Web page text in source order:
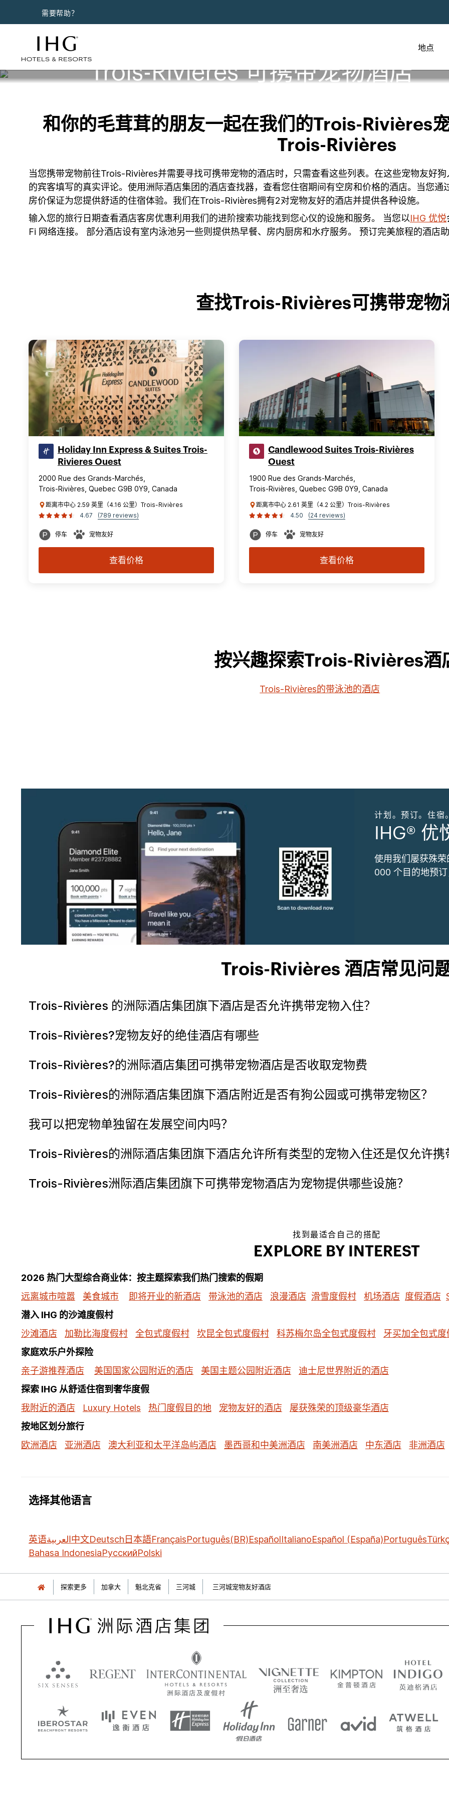
需要帮助？
地点
Trois-Rivières 可携带宠物酒店
和你的毛茸茸的朋友一起在我们的Trois-Rivières
Trois-Rivières
当您携带宠物前往Trois-Rivières并需要寻找可携带宠物的酒店时，只需查看这些列表。在这些宠物友好
的宾客填写的真实评论。使用洲际酒店集团的酒店查找器，查看您住宿期间有空房和价格的酒店。当您
房价保证为您提供舒适的住宿体验。我们在Trois-Rivières拥有2对宠物友好的酒店并提供各种设施。
输入您的旅行日期查看酒店客房优惠利用我们的进阶搜索功能找到您心仪的设施和服务。 当您以IHG 优悦
Fi 网络连接。 部分酒店设有室内泳池另一些则提供热早餐、房内厨房和水疗服务。 预订完美旅程的酒店
查找Trois-Rivières可携带宠物
Holiday Inn Express & Suites Trois-
Rivieres Ouest
2000 Rue des Grands-Marchés,
Trois-Rivières, Quebec G9B 0Y9, Canada
距离市中心 2.59 英里（4.16 公里）Trois-Rivières
4.67
(789 reviews)
停车 宠物友好
查看价格
Candlewood Suites Trois-Rivières
Ouest
1900 Rue des Grands-Marchés,
Trois-Rivières, Quebec G9B 0Y9, Canada
距离市中心 2.61 英里（4.2 公里）Trois-Rivières
4.50
(24 reviews)
停车 宠物友好
查看价格
按兴趣探索Trois-Rivières酒
Trois-Rivières的带泳池的酒店
计划。预订。住宿
IHG®
使用我们屡获殊
000 个目的地预
Trois-Rivières 酒店常见问
Trois-Rivières 的洲际酒店集团旗下酒店是否允许携带宠物入住？
Trois-Rivières?宠物友好的绝佳酒店有哪些
Trois-Rivières?的洲际酒店集团可携带宠物酒店是否收取宠物费
Trois-Rivières的洲际酒店集团旗下酒店附近是否有狗公园或可携带宠物区？
我可以把宠物单独留在发展空间内吗？
Trois-Rivières的洲际酒店集团旗下酒店允许所有类型的宠物入住还是仅允许
Trois-Rivières洲际酒店集团旗下可携带宠物酒店为宠物提供哪些设施？
找到最适合自己的搭配
EXPLORE BY INTEREST
2026 热门大型综合商业体：按主题探索我们热门搜索的假期
远离城市喧嚣
美食城市 即将开业的新酒店 带泳池的酒店 浪漫酒店 滑雪度假村 机场酒店 度假酒店
潜入 IHG 的沙滩度假村
沙滩酒店
加勒比海度假村 全包式度假村 坎昆全包式度假村 科苏梅尔岛全包式度假村
牙买加全包式度
家庭欢乐户外探险
亲子游推荐酒店
美国国家公园附近的酒店 美国主题公园附近酒店
迪士尼世界附近的酒店
探索 IHG 从舒适住宿到奢华度假
我附近的酒店
Luxury Hotels 热门度假目的地 宠物友好的酒店
屡获殊荣的顶级豪华酒店
按地区划分旅行
欧洲酒店
亚洲酒店 澳大利亚和太平洋岛屿酒店 墨西哥和中美洲酒店 南美洲酒店 中东酒店 非洲酒店
选择其他语言
英语العربية中文Deutsch 日本語FrançaisPortuguês(BR)EspañolItalianoEspañol (España)Português
Bahasa IndonesiaРусскийPolski
探索更多 加拿大 魁北克省 三河城 三河城宠物友好酒店